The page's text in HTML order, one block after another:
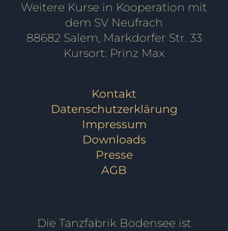
Weitere Kurse in Kooperation mit
dem SV Neufrach
88682 Salem, Markdorfer Str. 33
Kursort: Prinz Max
Kontakt
Datenschutzerklärung
Impressum
Downloads
Presse
AGB
Die Tanzfabrik Bodensee ist